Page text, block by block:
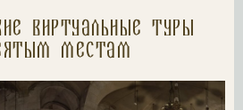
Виртуальные туры
местам